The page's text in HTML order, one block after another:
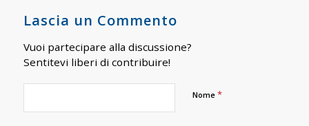
Lascia un Commento
Vuoi partecipare alla discussione?
Sentitevi liberi di contribuire!
Nome *